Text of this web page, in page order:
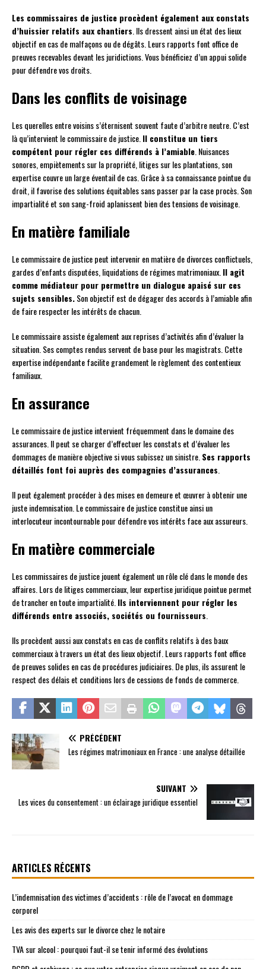
Les commissaires de justice procèdent également aux constats
d’huissier relatifs aux chantiers. Ils dressent ainsi un état des lieux
objectif en cas de malfaçons ou de dégâts. Leurs rapports font office de
preuves recevables devant les juridictions. Vous bénéficiez d’un appui solide
pour défendre vos droits.
Dans les conflits de voisinage
Les querelles entre voisins s’éternisent souvent faute d’arbitre neutre. C’est
là qu’intervient le commissaire de justice.Il constitue un tiers
compétent pour régler ces différends à l’amiable. Nuisances
sonores, empiètements sur la propriété, litiges sur les plantations, son
expertise couvre un large éventail de cas. Grâce à sa connaissance pointue du
droit, il favorise des solutions équitables sans passer par la case procès. Son
impartialité et son sang-froid aplanissent bien des tensions de voisinage.
En matière familiale
Le commissaire de justice peut intervenir en matière de divorces conflictuels,
gardes d’enfants disputées, liquidations de régimes matrimoniaux.Il agit
comme médiateur pour permettre un dialogue apaisé sur ces
sujets sensibles.Son objectif est de dégager des accords à l’amiable afin
de faire respecter les intérêts de chacun.
Le commissaire assiste également aux reprises d’activités afin d’évaluer la
situation. Ses comptes rendus servent de base pour les magistrats. Cette
expertise indépendante facilite grandement le règlement des contentieux
familiaux.
En assurance
Le commissaire de justice intervient fréquemment dans le domaine des
assurances. Il peut se charger d’effectuer les constats et d’évaluer les
dommages de manière objective si vous subissez un sinistre.Ses rapports
détaillés font foi auprès des compagnies d’assurances.
Il peut également procéder à des mises en demeure et œuvrer à obtenir une
juste indemnisation. Le commissaire de justice constitue ainsi un
interlocuteur incontournable pour défendre vos intérêts face aux assureurs.
En matière commerciale
Les commissaires de justice jouent également un rôle clé dans le monde des
affaires. Lors de litiges commerciaux, leur expertise juridique pointue permet
de trancher en toute impartialité.Ils interviennent pour régler les
différends entre associés, sociétés ou fournisseurs.
Ils procèdent aussi aux constats en cas de conflits relatifs à des baux
commerciaux à travers un état des lieux objectif. Leurs rapports font office
de preuves solides en cas de procédures judiciaires. De plus, ils assurent le
respect des délais et conditions lors de cessions de fonds de commerce.
PRÉCÉDENT
Les régimes matrimoniaux en France : une analyse détaillée
SUIVANT
Les vices du consentement : un éclairage juridique essentiel
ARTICLES RÉCENTS
L’indemnisation des victimes d’accidents : rôle de l’avocat en dommage
corporel
Les avis des experts sur le divorce chez le notaire
TVA sur alcool : pourquoi faut-il se tenir informé des évolutions